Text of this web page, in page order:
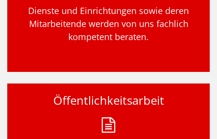
Dienste und Einrichtungen sowie deren
Mitarbeitende werden von uns fachlich
kompetent beraten.
Öffentlichkeitsarbeit